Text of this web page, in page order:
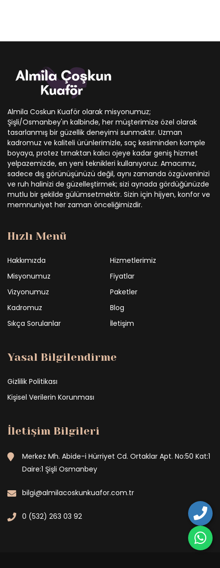
Almila Coskun Kuaför olarak misyonumuz;
Şişli/Osmanbey'ın kalbinde, her müşterimize özel olarak
tasarlanmış bir güzellik deneyimi sunmaktır. Uzman
kadromuz ve kaliteli ürünlerimizle, saç kesiminden komple
boyaya, protez tırnaktan kalıcı ojeye kadar geniş hizmet
yelpazemizde, en yeni teknikleri kullanıyoruz. Amacımız,
sadece dış görünüşünüzü değil, aynı zamanda özgüveninizi
ve ruh halinizi de güzelleştirmek; sizi aynada gördüğünüzde
mutlu bir şekilde gülümsetmektir. Sizin için hijyen, konfor ve
memnuniyet her zaman önceliğimizdir.
Hızlı Menü
Hakkımızda
Hizmetlerimiz
Misyonumuz
Fiyatlar
Vizyonumuz
Paketler
Kadromuz
Blog
Sıkça Sorulanlar
İletişim
Yasal Bilgilendirme
Gizlilik Politikası
Kişisel Verilerin Korunması
İletişim Bilgileri
Merkez Mh. Abide-i Hürriyet Cd. Ortaklar Apt. No:50 Kat:1
Daire:1 Şişli Osmanbey
bilgi@almilacoskunkuafor.com.tr
0 (532) 263 03 92